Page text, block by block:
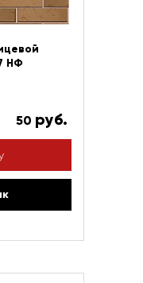
НФ
50 руб.